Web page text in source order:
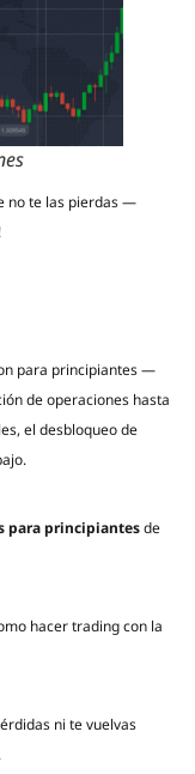
no te las pierdas —
para principiantes —
de operaciones hasta
el desbloqueo de
para principiantesde
hacer trading con la
ni te vuelvas